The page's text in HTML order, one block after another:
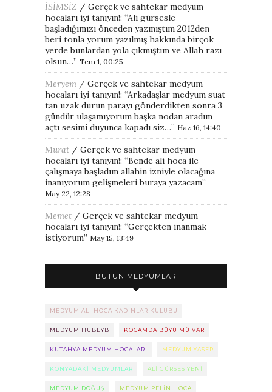
İSİMSİZ / Gerçek ve sahtekar medyum
hocaları iyi tanıyın!: “Ali gürsesle
başladığımızı önceden yazmıştım 2012den
beri tonla yorum yazılmış hakkında birçok
yerde bunlardan yola çıkmıştım ve Allah razı
olsun…” Tem 1, 00:25
Meryem / Gerçek ve sahtekar medyum
hocaları iyi tanıyın!: “Arkadaşlar medyum suat
tan uzak durun parayı gönderdikten sonra 3
gündür ulaşamıyorum başka nodan aradım
açtı sesimi duyunca kapadı siz…” Haz 16, 14:40
Murat / Gerçek ve sahtekar medyum
hocaları iyi tanıyın!: “Bende ali hoca ile
çalışmaya başladım allahin izniyle olacağına
inanıyorum gelişmeleri buraya yazacam”
May 22, 12:28
Memet / Gerçek ve sahtekar medyum
hocaları iyi tanıyın!: “Gerçekten inanmak
istiyorum” May 15, 13:49
BÜTÜN MEDYUMLAR
MEDYUM ALI HOCA KADINLAR KULÜBÜ
MEDYUM HUBEYB KOCAMDA BÜYÜ MÜ VAR
KÜTAHYA MEDYUM HOCALARI MEDYUM YASER
KONYADAKI MEDYUMLAR ALI GÜRSES YENI
MEDYUM DOĞUŞ MEDYUM PELIN HOCA